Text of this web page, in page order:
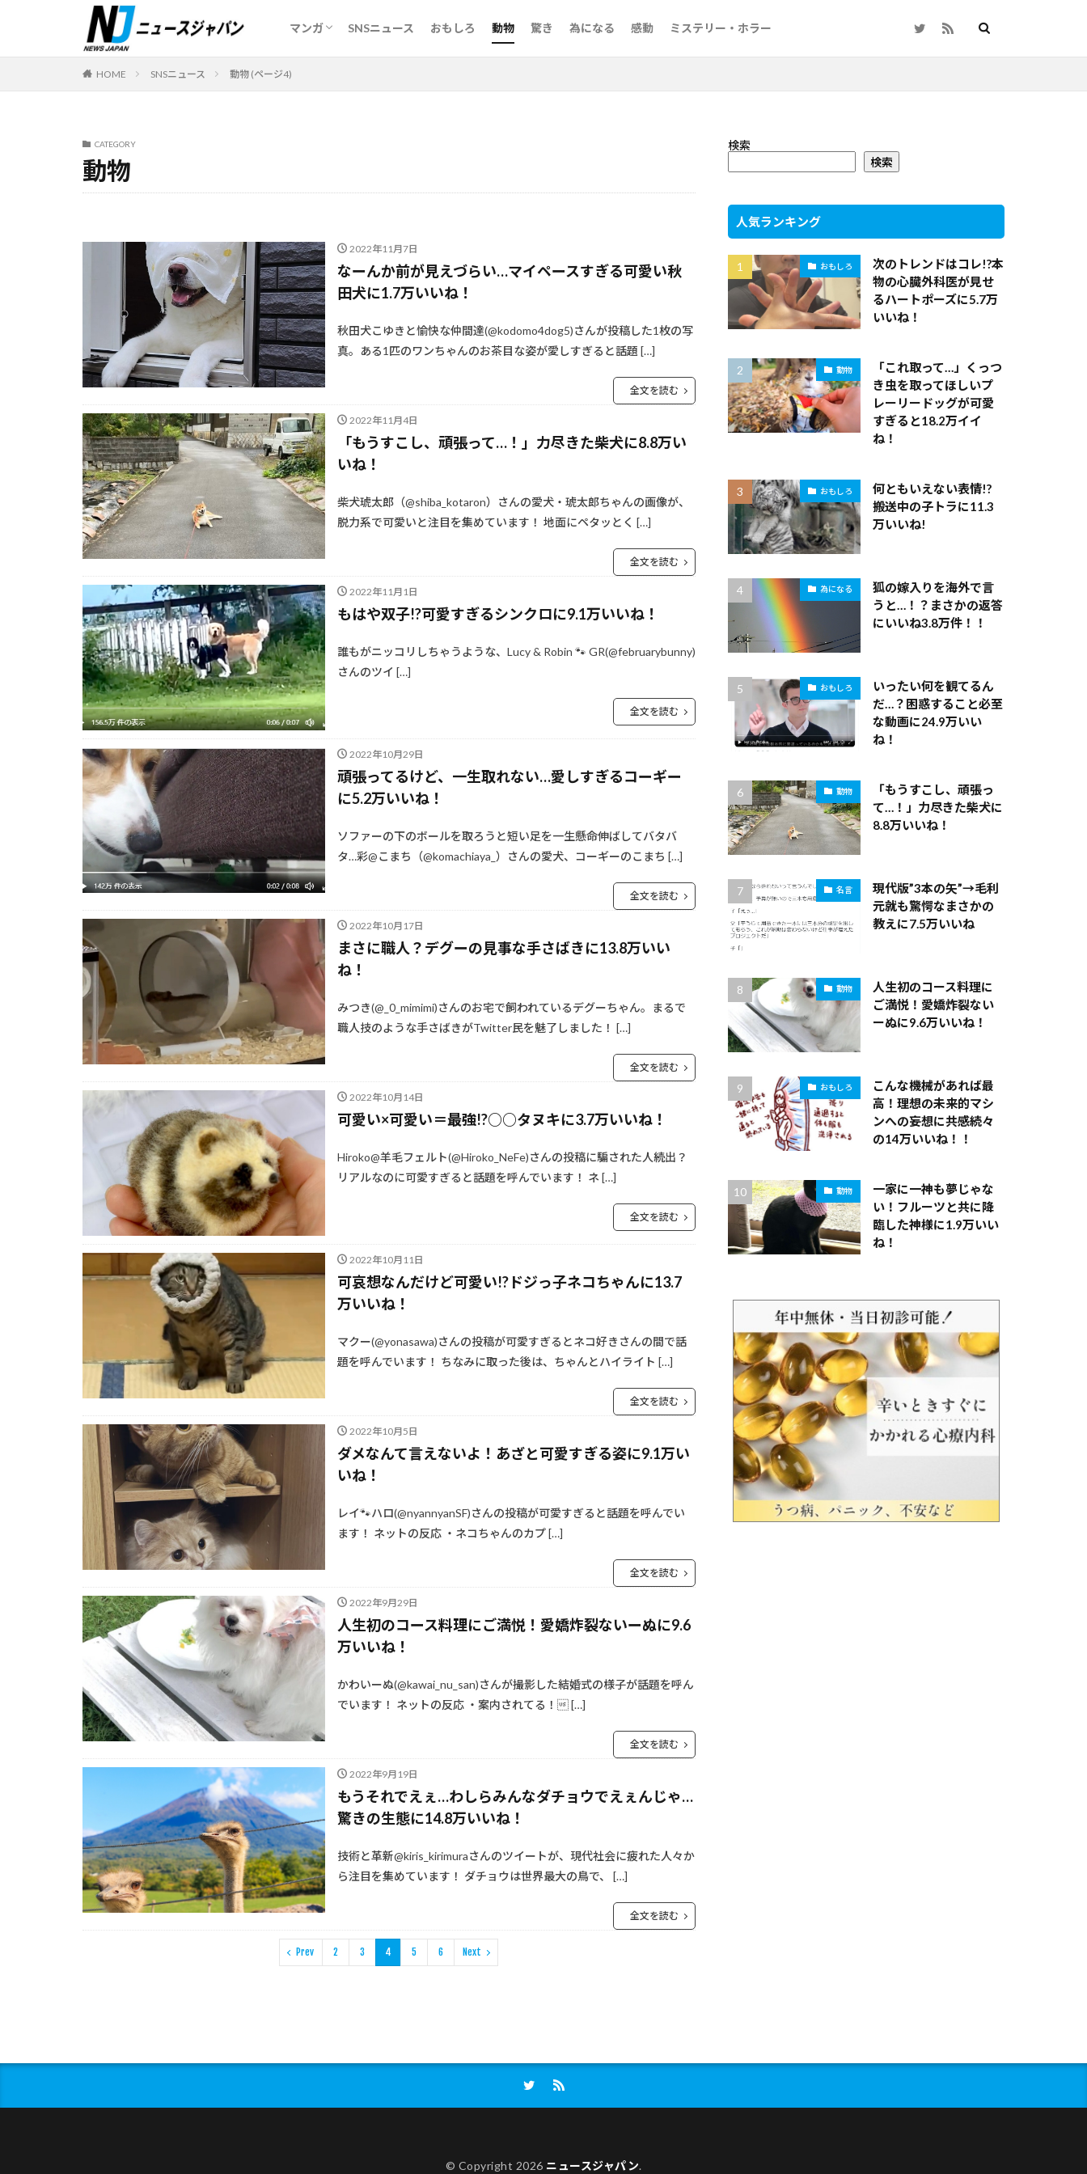
マンガ SNSニュース おもしろ 動物 驚き 為になる 感動 ミステリー・ホラー
HOME SNSニュース 動物 (ページ4)
CATEGORY
動物
2022年11月7日
なーんか前が見えづらい…マイペースすぎる可愛い秋
田犬に1.7万いいね！
秋田犬こゆきと愉快な仲間達(@kodomo4dog5)さんが投稿した1枚の写
真。ある1匹のワンちゃんのお茶目な姿が愛しすぎると話題 […]
全文を読む
2022年11月4日
「もうすこし、頑張って…！」力尽きた柴犬に8.8万い
いね！
柴犬琥太郎（@shiba_kotaron）さんの愛犬・琥太郎ちゃんの画像が、
脱力系で可愛いと注目を集めています！ 地面にペタッとく […]
全文を読む
2022年11月1日
もはや双子!?可愛すぎるシンクロに9.1万いいね！
誰もがニッコリしちゃうような、Lucy & Robin 🐾 GR(@februarybunny)
さんのツイ […]
全文を読む
2022年10月29日
頑張ってるけど、一生取れない…愛しすぎるコーギー
に5.2万いいね！
ソファーの下のボールを取ろうと短い足を一生懸命伸ばしてバタバ
タ…彩@こまち（@komachiaya_）さんの愛犬、コーギーのこまち […]
全文を読む
2022年10月17日
まさに職人？デグーの見事な手さばきに13.8万いい
ね！
みつき(@_0_mimimi)さんのお宅で飼われているデグーちゃん。まるで
職人技のような手さばきがTwitter民を魅了しました！ […]
全文を読む
2022年10月14日
可愛い×可愛い＝最強!?○○タヌキに3.7万いいね！
Hiroko@羊毛フェルト(@Hiroko_NeFe)さんの投稿に騙された人続出？
リアルなのに可愛すぎると話題を呼んでいます！ ネ […]
全文を読む
2022年10月11日
可哀想なんだけど可愛い!?ドジっ子ネコちゃんに13.7
万いいね！
マクー(@yonasawa)さんの投稿が可愛すぎるとネコ好きさんの間で話
題を呼んでいます！ ちなみに取った後は、ちゃんとハイライト […]
全文を読む
2022年10月5日
ダメなんて言えないよ！あざと可愛すぎる姿に9.1万い
いね！
レイ🐾ハロ(@nyannyanSF)さんの投稿が可愛すぎると話題を呼んでい
ます！ ネットの反応 ・ネコちゃんのカプ […]
全文を読む
2022年9月29日
人生初のコース料理にご満悦！愛嬌炸裂ないーぬに9.6
万いいね！
かわいーぬ(@kawai_nu_san)さんが撮影した結婚式の様子が話題を呼ん
でいます！ ネットの反応 ・案内されてる！ […]
全文を読む
2022年9月19日
もうそれでえぇ…わしらみんなダチョウでえぇんじゃ…
驚きの生態に14.8万いいね！
技術と革新@kiris_kirimuraさんのツイートが、現代社会に疲れた人々か
ら注目を集めています！ ダチョウは世界最大の鳥で、 […]
全文を読む
Prev 2 3 4 5 6 Next
検索
検索
人気ランキング
おもしろ
次のトレンドはコレ!?本
物の心臓外科医が見せ
るハートポーズに5.7万
いいね！
動物
「これ取って…」くっつ
き虫を取ってほしいプ
レーリードッグが可愛
すぎると18.2万イイ
ね！
おもしろ
何ともいえない表情!?
搬送中の子トラに11.3
万いいね!
為になる
狐の嫁入りを海外で言
うと…！？まさかの返答
にいいね3.8万件！！
おもしろ
いったい何を観てるん
だ…？困惑すること必至
な動画に24.9万いい
ね！
動物
「もうすこし、頑張っ
て…！」力尽きた柴犬に
8.8万いいね！
名言
現代版”3本の矢”→毛利
元就も驚愕なまさかの
教えに7.5万いいね
動物
人生初のコース料理に
ご満悦！愛嬌炸裂ない
ーぬに9.6万いいね！
おもしろ
こんな機械があれば最
高！理想の未来的マシ
ンへの妄想に共感続々
の14万いいね！！
動物
一家に一神も夢じゃな
い！フルーツと共に降
臨した神様に1.9万いい
ね！
© Copyright 2026 ニュースジャパン.